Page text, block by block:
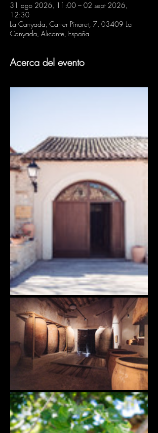
31 ago 2026, 11:00 – 02 sept 2026,
12:30
La Canyada, Carrer Pinaret, 7, 03409 La
Canyada, Alicante, España
Acerca del evento